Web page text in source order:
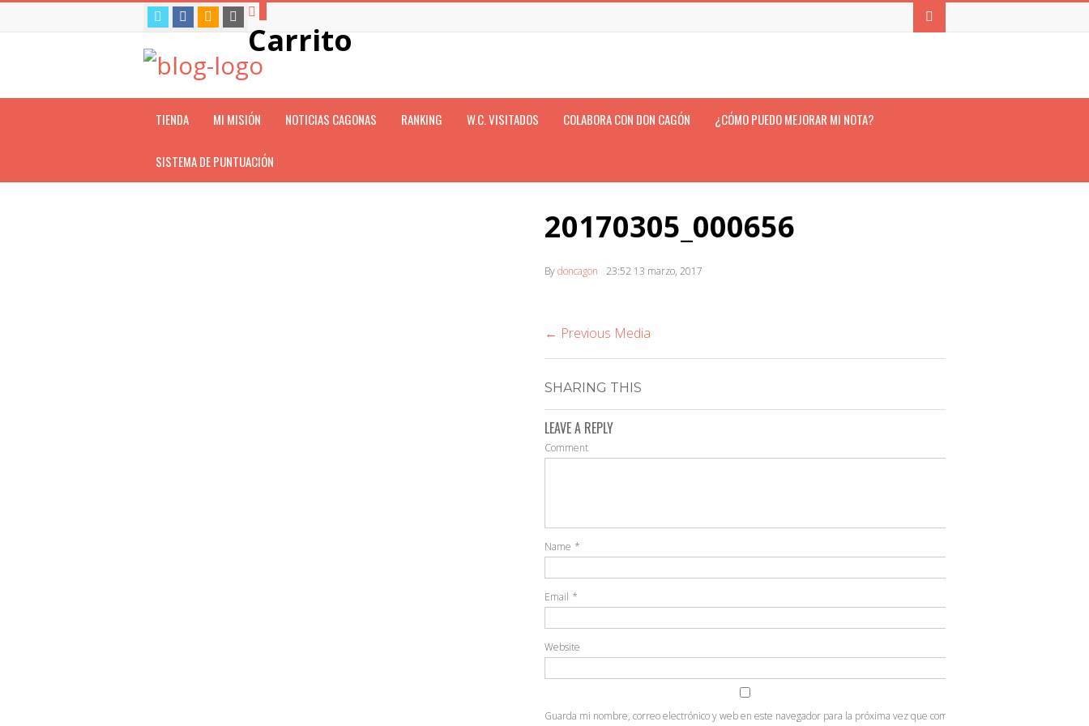
Carrito
TIENDA MI MISIÓN NOTICIAS CAGONAS RANKING W.C. VISITADOS COLABORA CON DON CAGÓN ¿CÓMO PUEDO MEJORAR MI NOTA?
SISTEMA DE PUNTUACIÓN
20170305_000656
Bydoncagon 23:52 13 marzo, 2017
← Previous Media
SHARING THIS
LEAVE A REPLY
Comment
Name *
Email *
Website
Guarda mi nombre, correo electrónico y web en este navegador para la próxima vez que comente.